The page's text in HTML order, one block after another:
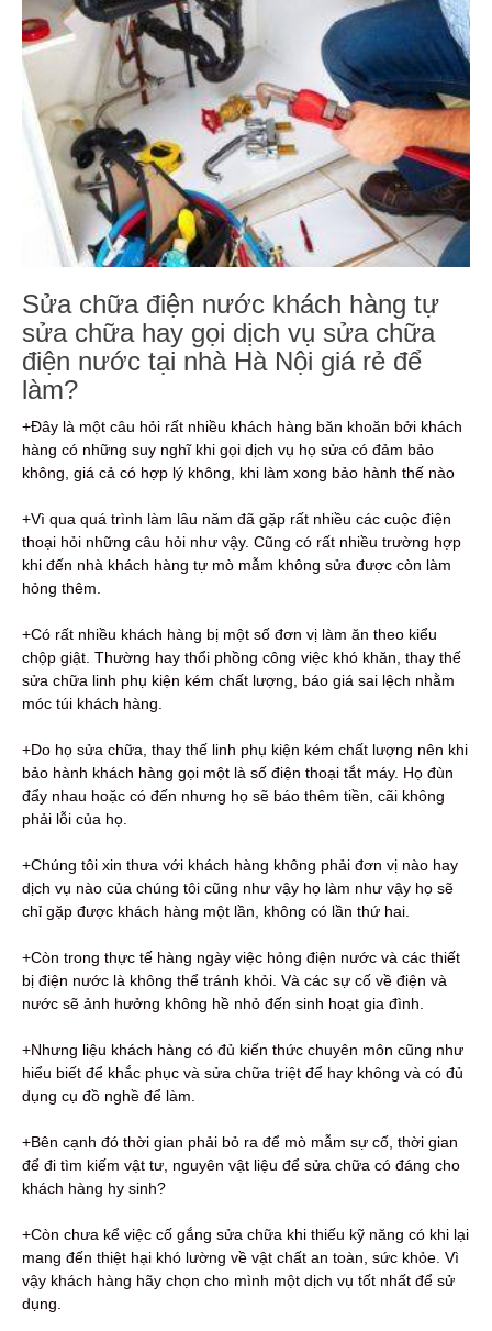
Sửa chữa điện nước khách hàng tự
sửa chữa hay gọi dịch vụ sửa chữa
điện nước tại nhà Hà Nội giá rẻ để
làm?
+Đây là một câu hỏi rất nhiều khách hàng băn khoăn bởi khách
hàng có những suy nghĩ khi gọi dịch vụ họ sửa có đảm bảo
không, giá cả có hợp lý không, khi làm xong bảo hành thế nào
+Vì qua quá trình làm lâu năm đã gặp rất nhiều các cuộc điện
thoại hỏi những câu hỏi như vậy. Cũng có rất nhiều trường hợp
khi đến nhà khách hàng tự mò mẫm không sửa được còn làm
hỏng thêm.
+Có rất nhiều khách hàng bị một số đơn vị làm ăn theo kiểu
chộp giật. Thường hay thổi phồng công việc khó khăn, thay thế
sửa chữa linh phụ kiện kém chất lượng, báo giá sai lệch nhằm
móc túi khách hàng.
+Do họ sửa chữa, thay thế linh phụ kiện kém chất lượng nên khi
bảo hành khách hàng gọi một là số điện thoại tắt máy. Họ đùn
đẩy nhau hoặc có đến nhưng họ sẽ báo thêm tiền, cãi không
phải lỗi của họ.
+Chúng tôi xin thưa với khách hàng không phải đơn vị nào hay
dịch vụ nào của chúng tôi cũng như vậy họ làm như vậy họ sẽ
chỉ gặp được khách hàng một lần, không có lần thứ hai.
+Còn trong thực tế hàng ngày việc hỏng điện nước và các thiết
bị điện nước là không thể tránh khỏi. Và các sự cố về điện và
nước sẽ ảnh hưởng không hề nhỏ đến sinh hoạt gia đình.
+Nhưng liệu khách hàng có đủ kiến thức chuyên môn cũng như
hiểu biết để khắc phục và sửa chữa triệt để hay không và có đủ
dụng cụ đồ nghề để làm.
+Bên cạnh đó thời gian phải bỏ ra để mò mẫm sự cố, thời gian
để đi tìm kiếm vật tư, nguyên vật liệu để sửa chữa có đáng cho
khách hàng hy sinh?
+Còn chưa kể việc cố gắng sửa chữa khi thiếu kỹ năng có khi lại
mang đến thiệt hại khó lường về vật chất an toàn, sức khỏe. Vì
vậy khách hàng hãy chọn cho mình một dịch vụ tốt nhất để sử
dụng.